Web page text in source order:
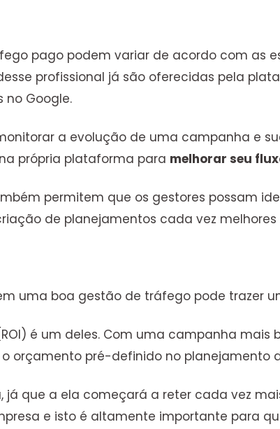
pago podem variar de acordo com as
profissional já são oferecidas pela
no Google.
a evolução de uma campanha e
na própria plataforma para melhorar seu
permitem que os gestores possam
de planejamentos cada vez
uma boa gestão de tráfego pode trazer
é um deles. Com uma campanha
orçamento pré-definido no planejamento
que a ela começará a reter cada vez
e isto é altamente importante para